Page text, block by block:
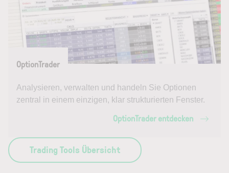
OptionTrader
Analysieren, verwalten und handeln Sie Optionen
zentral in einem einzigen, klar strukturierten Fenster.
OptionTrader entdecken
Trading Tools Übersicht